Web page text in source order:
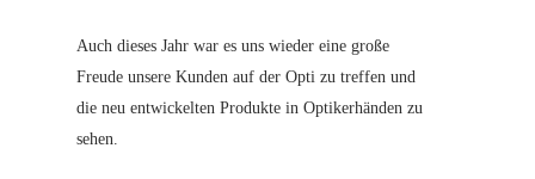
Auch dieses Jahr war es uns wieder eine große
Freude unsere Kunden auf der Opti zu treffen und
die neu entwickelten Produkte in Optikerhänden zu
sehen.